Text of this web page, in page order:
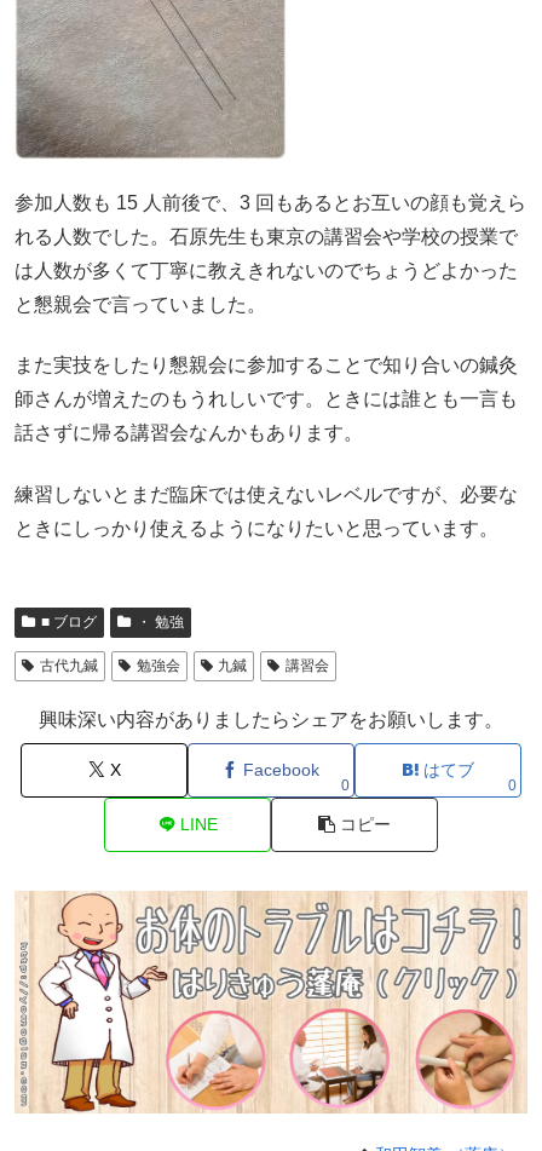
参加人数も 15 人前後で、3 回もあるとお互いの顔も覚えら
れる人数でした。石原先生も東京の講習会や学校の授業で
は人数が多くて丁寧に教えきれないのでちょうどよかった
と懇親会で言っていました。
また実技をしたり懇親会に参加することで知り合いの鍼灸
師さんが増えたのもうれしいです。ときには誰とも一言も
話さずに帰る講習会なんかもあります。
練習しないとまだ臨床では使えないレベルですが、必要な
ときにしっかり使えるようになりたいと思っています。
■ ブログ ・ 勉強
古代九鍼 勉強会 九鍼 講習会
興味深い内容がありましたらシェアをお願いします。
X Facebook
0
はてブ
0
LINE コピー